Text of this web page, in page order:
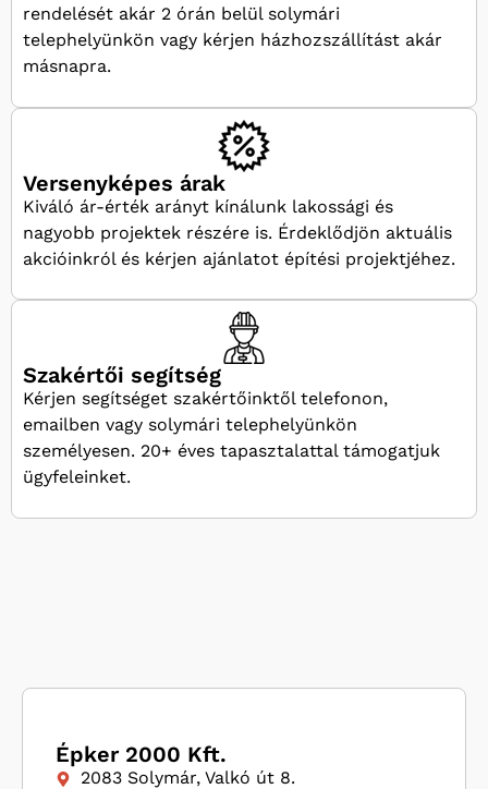
rendelését akár 2 órán belül solymári
telephelyünkön vagy kérjen házhozszállítást akár
másnapra.
Versenyképes árak
Kiváló ár-érték arányt kínálunk lakossági és
nagyobb projektek részére is. Érdeklődjön aktuális
akcióinkról és kérjen ajánlatot építési projektjéhez.
Szakértői segítség
Kérjen segítséget szakértőinktől telefonon,
emailben vagy solymári telephelyünkön
személyesen. 20+ éves tapasztalattal támogatjuk
ügyfeleinket.
Épker 2000 Kft.
2083 Solymár, Valkó út 8.